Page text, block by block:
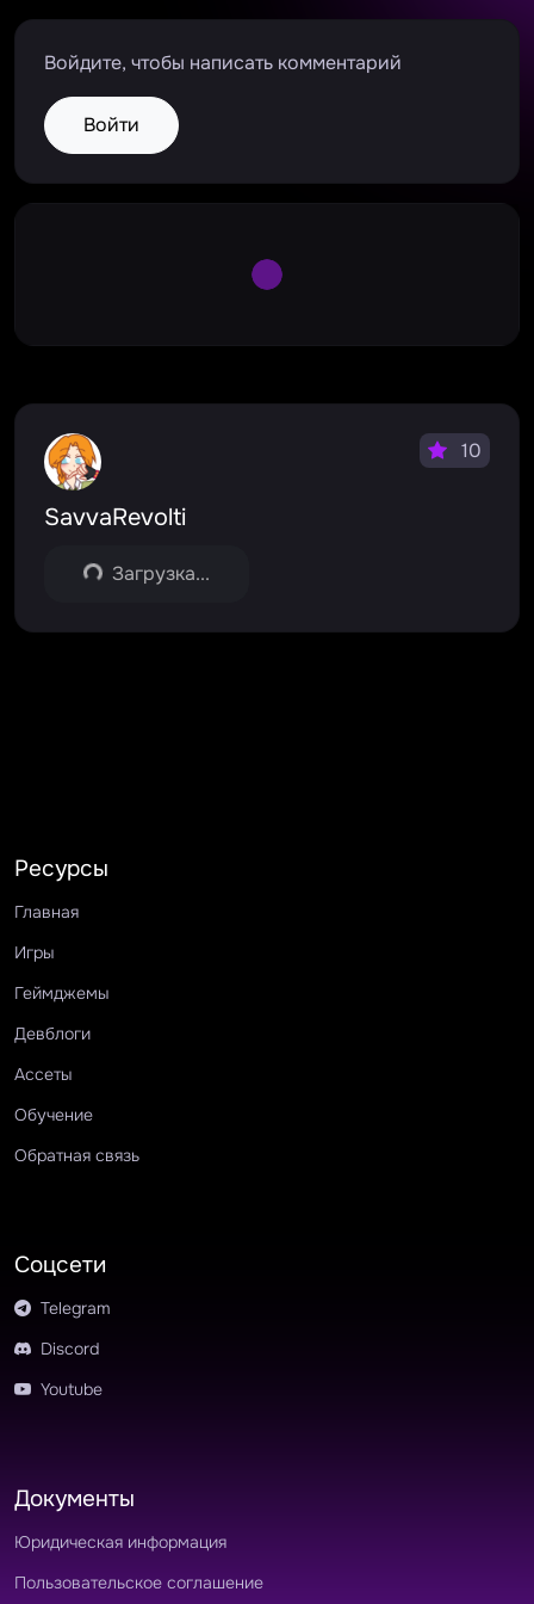
Войдите, чтобы написать комментарий
Войти
Large Spinner
SavvaRevolti
Загрузка...
10
Ресурсы
Главная
Игры
Геймджемы
Девблоги
Ассеты
Обучение
Обратная связь
Соцсети
Telegram
Discord
Youtube
Документы
Юридическая информация
Пользовательское соглашение